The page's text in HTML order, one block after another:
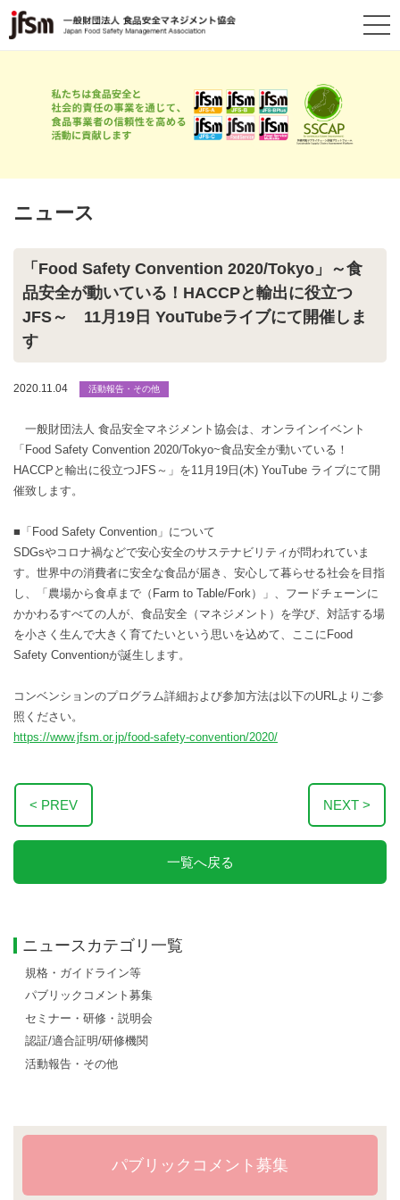
ニュース
「Food Safety Convention 2020/Tokyo」～食
品安全が動いている！HACCPと輸出に役立つ
JFS～ 11月19日 YouTubeライブにて開催しま
す
2020.11.04 活動報告・その他
一般財団法人 食品安全マネジメント協会は、オンラインイベント
「Food Safety Convention 2020/Tokyo~食品安全が動いている！
HACCPと輸出に役立つJFS～」を11月19日(木) YouTube ライブにて開
催致します。
■「Food Safety Convention」について
SDGsやコロナ禍などで安心安全のサステナビリティが問われていま
す。世界中の消費者に安全な食品が届き、安心して暮らせる社会を目指
し、「農場から食卓まで（Farm to Table/Fork）」、フードチェーンに
かかわるすべての人が、食品安全（マネジメント）を学び、対話する場
を小さく生んで大きく育てたいという思いを込めて、ここにFood
Safety Conventionが誕生します。
コンベンションのプログラム詳細および参加方法は以下のURLよりご参
照ください。
https://www.jfsm.or.jp/food-safety-convention/2020/
< PREV NEXT >
一覧へ戻る
ニュースカテゴリ一覧
規格・ガイドライン等
パブリックコメント募集
セミナー・研修・説明会
認証/適合証明/研修機関
活動報告・その他
パブリックコメント募集